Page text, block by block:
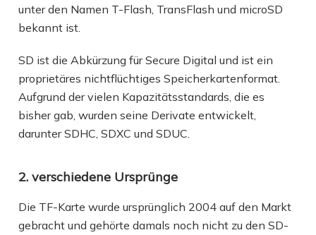
unter den Namen T-Flash, TransFlash und microSD
bekannt ist.
SD ist die Abkürzung für Secure Digital und ist ein
proprietäres nichtflüchtiges Speicherkartenformat.
Aufgrund der vielen Kapazitätsstandards, die es
bisher gab, wurden seine Derivate entwickelt,
darunter SDHC, SDXC und SDUC.
2. verschiedene Ursprünge
Die TF-Karte wurde ursprünglich 2004 auf den Markt
gebracht und gehörte damals noch nicht zu den SD-